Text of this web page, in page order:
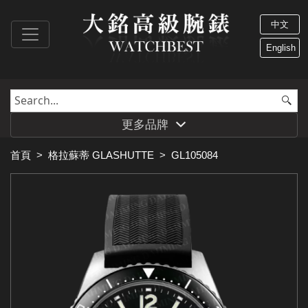
中文
English
更多品牌
首頁 > 格拉蘇蒂 GLASHUTTE > GL105084